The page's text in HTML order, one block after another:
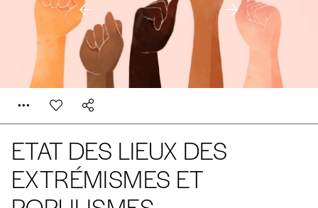
ETAT DES LIEUX DES
EXTRÉMISMES ET
Se connecter
Formulaire de
commande